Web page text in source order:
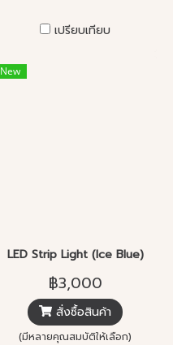
เปรียบเทียบ
New
LED Strip Light (Ice Blue)
฿3,000
สั่งซื้อสินค้า
(มีหลายคุณสมบัติให้เลือก)